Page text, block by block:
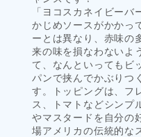
「ヨコスカネイビーバ
かじめソースがかかっ
ーとは異なり、赤味の
来の味を損なわないよ
て、なんといってもビ
パンで挟んでかぶりつ
す。トッピングは、フ
ス、トマトなどシンプ
やマスタードを自分の
場アメリカの伝統的な